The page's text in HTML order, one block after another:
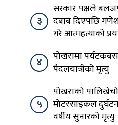
३
सरकार पक्षले
दबाब दिएपछि
गरे आत्महत्याको
४
पोखरामा
पैदलयात्रीको मृत्यु
५
पोखराको
मोटरसाइकल
वर्षीय सुनारको मृत्यु